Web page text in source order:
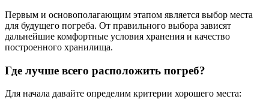
Первым и основополагающим этапом является выбор места
для будущего погреба. От правильного выбора зависят
дальнейшие комфортные условия хранения и качество
построенного хранилища.
Где лучше всего расположить погреб?
Для начала давайте определим критерии хорошего места: